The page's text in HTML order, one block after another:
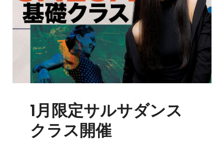
1月限定サルサダンス
クラス開催